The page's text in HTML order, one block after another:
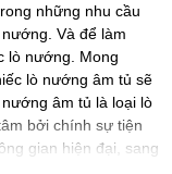
những nhu cầu
Và để làm
lò nướng. Mong
lò nướng âm tủ sẽ
âm tủ là loại lò
bởi chính sự tiện
gian hiện đại, sang